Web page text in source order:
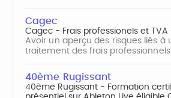
Cagec
Cagec - Frais professionels et TVA
Avoir un aperçu des risques liés à
traitement des frais professionnels
40ème Rugissant
40ème Rugissant - Formation